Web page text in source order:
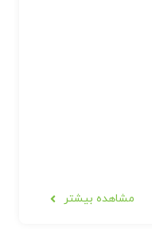
مشاهده بیشتر